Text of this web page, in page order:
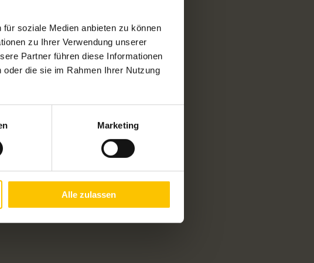
soziale Medien anbieten zu können
zu Ihrer Verwendung unserer
Partner führen diese Informationen
die sie im Rahmen Ihrer Nutzung
Marketing
Alle zulassen